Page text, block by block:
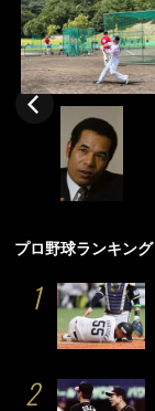
プロ野球ランキング